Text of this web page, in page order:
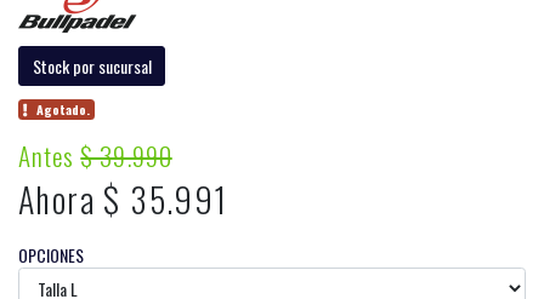
Stock por sucursal
Agotado.
Antes$ 39.990
Ahora $ 35.991
OPCIONES